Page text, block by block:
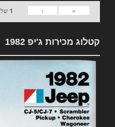
«
‹
1 של
קטלוג מכירות ג'יפ 1982